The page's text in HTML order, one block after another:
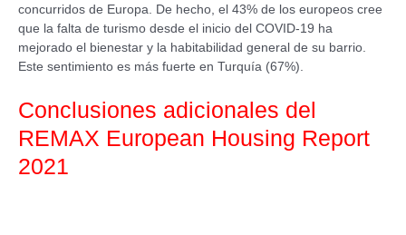
concurridos de Europa. De hecho, el 43% de los europeos cree
que la falta de turismo desde el inicio del COVID-19 ha
mejorado el bienestar y la habitabilidad general de su barrio.
Este sentimiento es más fuerte en Turquía (67%).
Conclusiones adicionales del
REMAX European Housing Report
2021